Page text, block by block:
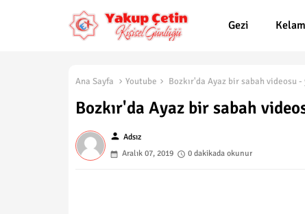
Gezi Kelam
Ana Sayfa Youtube Bozkır'da Ayaz bir sabah videosu
Bozkır'da Ayaz bir sabah
person Adsız
Aralık 07, 2019
0 dakikada okunur